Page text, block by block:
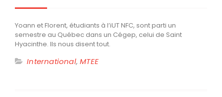
Yoann et Florent, étudiants à l’iUT NFC, sont parti un
semestre au Québec dans un Cégep, celui de Saint
Hyacinthe. Ils nous disent tout.
International,MTEE